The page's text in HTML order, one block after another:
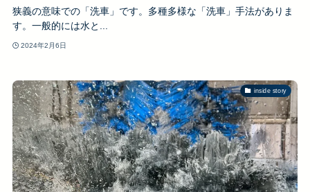
狭義の意味での「洗車」です。多種多様な「洗車」手法がありま
す。一般的には水と...
2024年2月6日
inside story